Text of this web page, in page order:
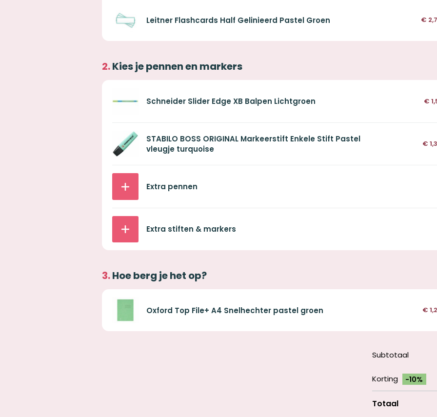
Leitner Flashcards Half Gelinieerd Pastel Groen €
Kies je pennen en markers
Schneider Slider Edge XB Balpen Lichtgroen €
STABILO BOSS ORIGINAL Markeerstift Enkele Stift Pastel
vleugje turquoise
€
Extra pennen
Extra stiften & markers
Hoe berg je het op?
Oxford Top File+ A4 Snelhechter pastel groen €
Subtotaal
Korting -10%
Totaal